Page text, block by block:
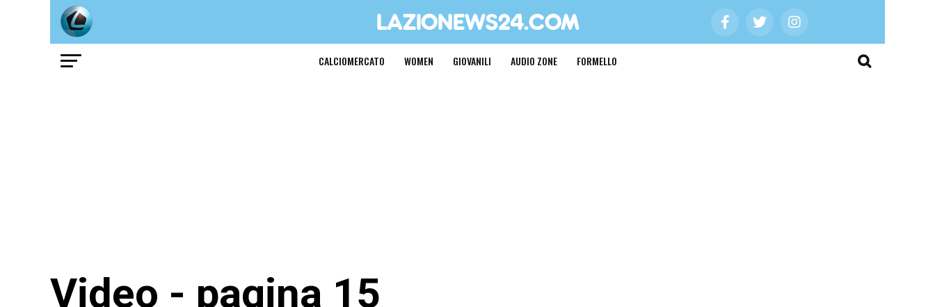
CALCIOMERCATO WOMEN GIOVANILI AUDIO ZONE FORMELLO
Video - pagina 15